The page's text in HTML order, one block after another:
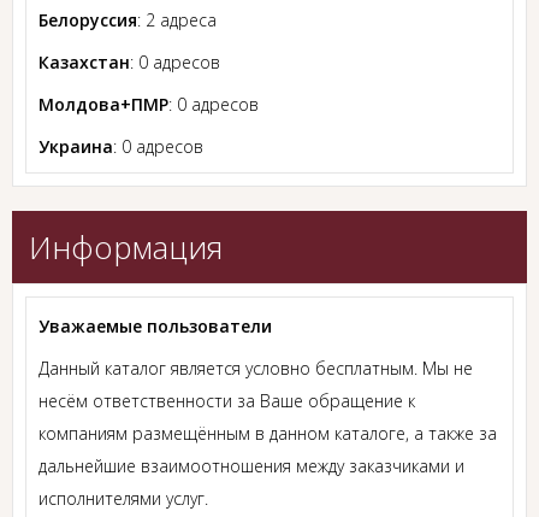
Белоруссия: 2 адреса
Казахстан: 0 адресов
Молдова+ПМР: 0 адресов
Украина: 0 адресов
Информация
Уважаемые пользователи
Данный каталог является условно бесплатным. Мы не
несём ответственности за Ваше обращение к
компаниям размещённым в данном каталоге, а также за
дальнейшие взаимоотношения между заказчиками и
исполнителями услуг.